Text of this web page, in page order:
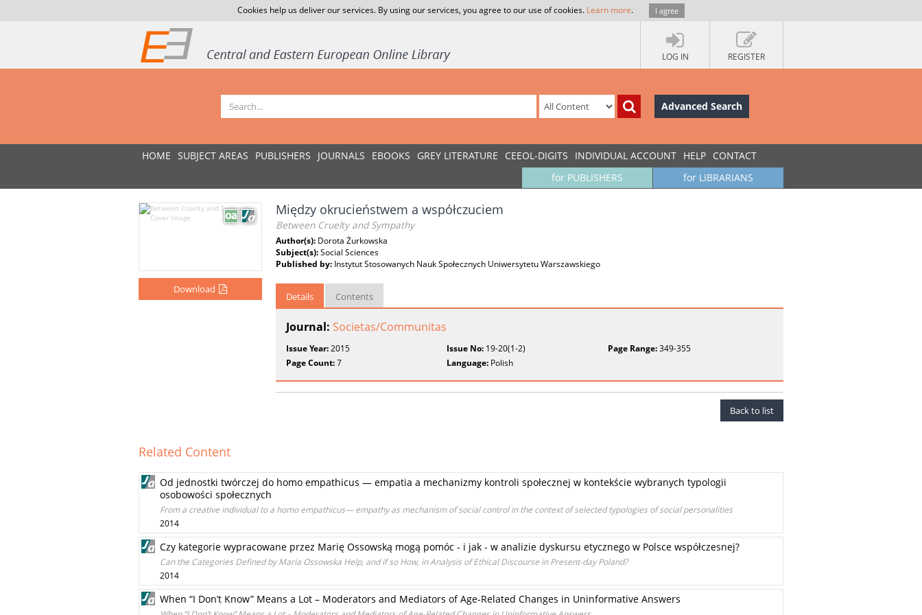
Cookies help us deliver our services. By using our services, you agree to our use of cookies. Learn more. I agree
LOG IN REGISTER
Advanced Search
HOME SUBJECT AREAS PUBLISHERS JOURNALS EBOOKS GREY LITERATURE CEEOL-DIGITS INDIVIDUAL ACCOUNT HELP CONTACT
for LIBRARIANS
for PUBLISHERS
Download
Między okrucieństwem a współczuciem
Between Cruelty and Sympathy
Author(s): Dorota Żurkowska
Subject(s):Social Sciences
Published by: Instytut Stosowanych Nauk Społecznych Uniwersytetu Warszawskiego
Details Contents
Journal: Societas/Communitas
Issue Year:2015 Issue No: 19-20(1-2) Page Range:349-355
Page Count:7 Language: Polish
Back to list
Related Content
Od jednostki twórczej do homo empathicus — empatia a mechanizmy kontroli społecznej w kontekście wybranych typologii
osobowości społecznych
From a creative individual to a homo empathicus— empathy as mechanism of social control in the context of selected typologies of social personalities
2014
Czy kategorie wypracowane przez Marię Ossowską mogą pomóc - i jak - w analizie dyskursu etycznego w Polsce współczesnej?
Can the Categories Defined by Maria Ossowska Help, and if so How, in Analysis of Ethical Discourse in Present-day Poland?
2014
When “I Don’t Know” Means a Lot – Moderators and Mediators of Age-Related Changes in Uninformative Answers